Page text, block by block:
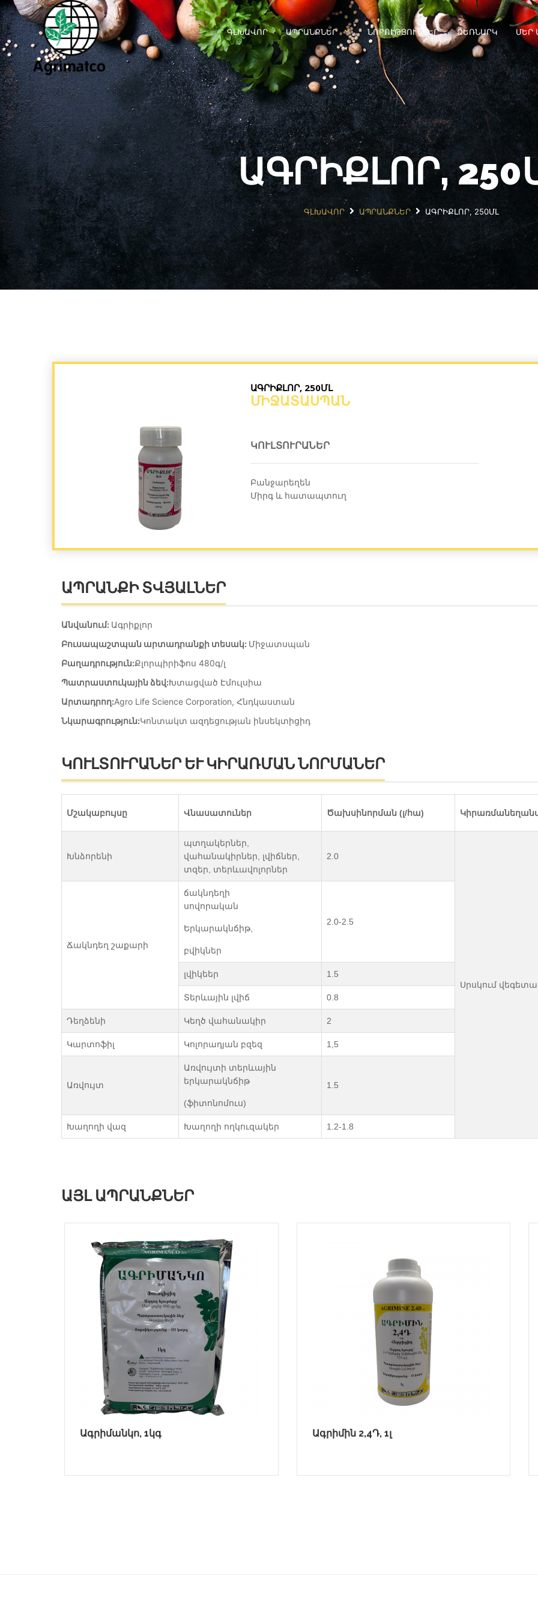
ԳԼԽԱՎՈՐ ԱՊՐԱՆՔՆԵՐ ՆՈՐՈՒԹՅՈՒՆՆԵՐ ՁԵՌՆԱՐԿ ՄԵՐ
ԱԳՐԻՔԼՈՐ,
ԳԼԽԱՎՈՐ ԱՊՐԱՆՔՆԵՐ ԱԳՐԻՔԼՈՐ, 250ՄԼ
ԱԳՐԻՔԼՈՐ, 250ՄԼ
ՄԻՋԱՏԱՍՊԱՆ
ԿՈՒԼՏՈՒՐԱՆԵՐ
Բանջարեղեն
Միրգ և հատապտուղ
ԱՊՐԱՆՔԻ ՏՎՅԱԼՆԵՐ
Անվանում: Ագրիքլոր
Բուսապաշտպան արտադրանքի տեսակ: Միջատսպան
Բաղադրություն:Քլորպիրիֆոս 480գ/լ
Պատրաստուկային ձեվ:Խտացված Էմուլսիա
Արտադրող:Agro Life Science Corporation, Հնդկաստան
Նկարագրություն:Կոնտակտ ազդեցության ինսեկտիցիդ
ԿՈՒԼՏՈՒՐԱՆԵՐ ԵՒ ԿԻՐԱՌՄԱՆ ՆՈՐՄԱՆԵՐ
Մշակաբույսը Վնասատուներ Ծախսինորման (լ/հա)
Խնձորենի
պտղակերներ,
վահանակիրներ, լվիճներ,
տզեր, տերևավոլորներ
2.0
Սրսկում
Ճակնդեղ շաքարի
ճակնդեղի
սովորական
Երկարակնճիթ,
բվիկներ
2.0-2.5
լվիկեեր 1.5
Տերևային լվիճ 0.8
Դեղձենի Կեղծ վահանակիր 2
Կարտոֆիլ Կոլորադյան բզեզ 1,5
Առվույտ
Առվույտի տերևային
երկարակնճիթ
(ֆիտոնոմուս)
1.5
Խաղողի վազ Խաղողի ողկուզակեր 1.2-1.8
ԱՅԼ ԱՊՐԱՆՔՆԵՐ
Ագրիմանկո, 1կգ Ագրիմին 2,4Դ, 1լ